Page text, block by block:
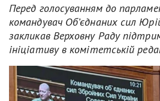
Перед голосуванням до
командувач Об’єднаних сил
закликав Верховну Раду
ініціативу в комітетській